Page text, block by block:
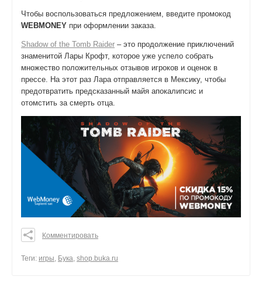
Чтобы воспользоваться предложением, введите промокод
WEBMONEY при оформлении заказа.
Shadow of the Tomb Raider – это продолжение приключений
знаменитой Лары Крофт, которое уже успело собрать
множество положительных отзывов игроков и оценок в
прессе. На этот раз Лара отправляется в Мексику, чтобы
предотвратить предсказанный майя апокалипсис и
отомстить за смерть отца.
0
Комментировать
Теги: игры, Бука, shop.buka.ru